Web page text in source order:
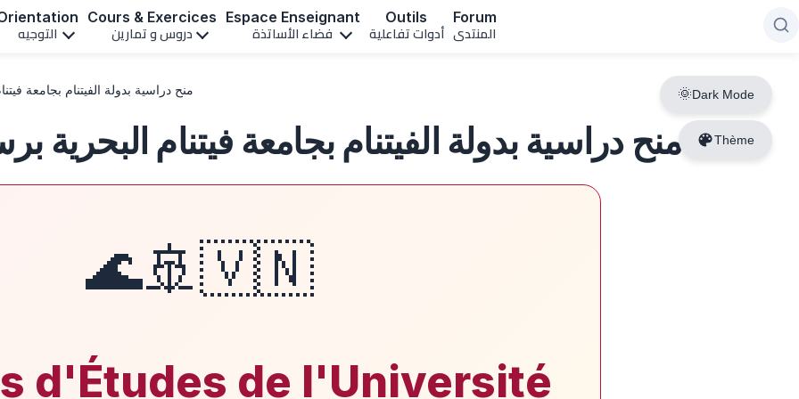
التوجيه
Cours & Exercices
دروس و تمارين
Espace Enseignant
فضاء الأساتذة
Outils
أدوات تفاعلية
Forum
المنتدى
Dark Mode
Thème
منح دراسية بدولة الفيتنام بجامعة فيتنام
منح دراسية بدولة الفيتنام بجامعة فيتنام البحرية برسم
🇻🇳🚢🌊
d'Études de l'Université